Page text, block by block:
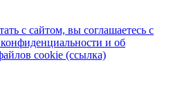
с сайтом, вы соглашаетесь с
и об
cookie (ссылка)